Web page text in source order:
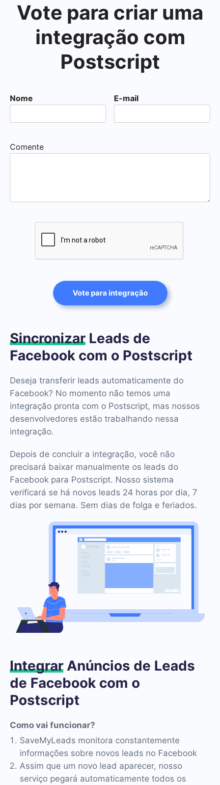
Vote para criar uma
integração com
Postscript
Nome E-mail
Comente
Vote para integração
Sincronizar Leads de
Facebook com o Postscript
Deseja transferir leads automaticamente do
Facebook? No momento não temos uma
integração pronta com o Postscript, mas nossos
desenvolvedores estão trabalhando nessa
integração.
Depois de concluir a integração, você não
precisará baixar manualmente os leads do
Facebook para Postscript. Nosso sistema
verificará se há novos leads 24 horas por dia, 7
dias por semana. Sem dias de folga e feriados.
Integrar Anúncios de Leads
de Facebook com o
Postscript
Como vai funcionar?
SaveMyLeads monitora constantemente
informações sobre novos leads no Facebook
Assim que um novo lead aparecer, nosso
serviço pegará automaticamente todos os